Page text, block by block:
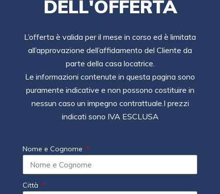
DELL'OFFERTA
L’offerta è valida per il mese in corso ed è limitata
all’approvazione dell’affidamento del Cliente da
parte della casa locatrice.
Le informazioni contenute in questa pagina sono
puramente indicative e non possono costituire in
nessun caso un impegno contrattuale.I prezzi
indicati sono IVA ESCLUSA
Nome e Cognome
Città